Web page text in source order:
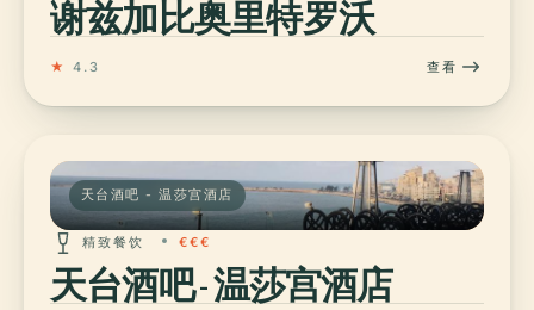
谢兹加比奥里特罗沃
★ 4.3 查看
天台酒吧 - 温莎宫酒店
精致餐饮 €€€
天台酒吧 - 温莎宫酒店